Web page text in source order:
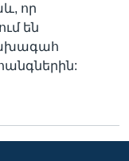
որ
են